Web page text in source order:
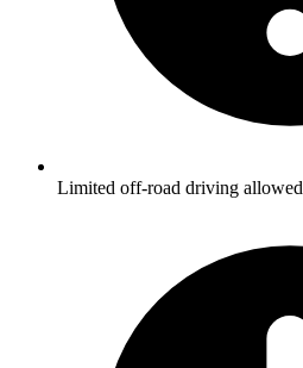
Limited off-road driving allowed